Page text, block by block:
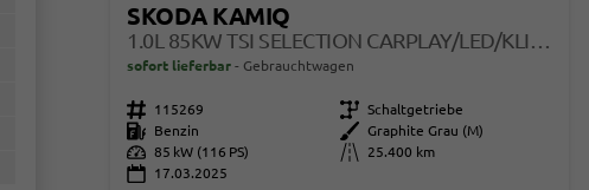
SKODA KAMIQ
sofort lieferbar Gebrauchtwagen
Fahrzeugnr. 115269 Getriebe Schaltgetriebe
Kraftstoff
Benzin Außenfarbe
Graphite Grau (M)
Leistung 85 kW (116 PS) Kilometerstand
25.400 km
17.03.2025